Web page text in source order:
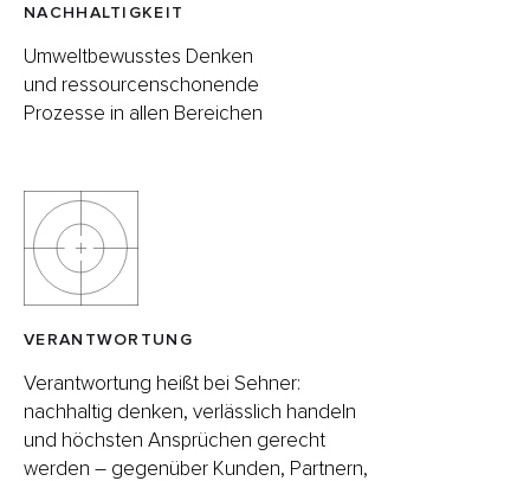
Umweltbewusstes Denken
und ressourcenschonende
Prozesse in allen Bereichen
NACHHALTIGKEIT
VERANTWORTUNG
Verantwortung heißt bei Sehner:
nachhaltig denken, verlässlich handeln
und höchsten Ansprüchen gerecht
werden – gegenüber Kunden, Partnern,